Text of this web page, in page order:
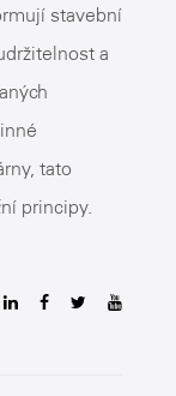
stavební
a
tato
principy.